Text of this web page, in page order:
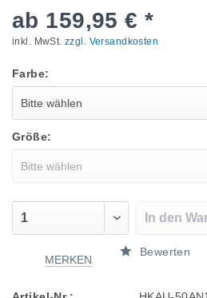
ab 159,95 € *
inkl. MwSt.zzgl. Versandkosten
Farbe:
Größe:
In den
MERKEN
Bewerten